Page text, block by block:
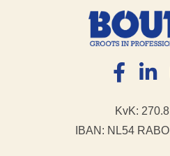
KvK:
IBAN: NL54